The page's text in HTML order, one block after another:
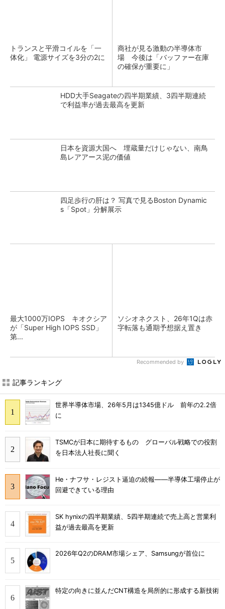
トランスと平滑コイルを「一
体化」 電源サイズを3分の2に
商社が見る激動の半導体市
場 今後は「バッファー在庫
の確保が重要に」
HDD大手Seagateの四半期業績、3四半期連続
で利益率が過去最高を更新
日本を資源大国へ 埋蔵量だけじゃない、南鳥
島レアアース泥の価値
四足歩行の肝は？ 写真で見るBoston Dynamic
s「Spot」分解展示
最大1000万IOPS キオクシア
が「Super High IOPS SSD」
第...
ソシオネクスト、26年1Qは赤
字転落も通期予想据え置き
Recommended by
記事ランキング
世界半導体市場、26年5月は1345億ドル 前年の2.2倍
に
TSMCが日本に期待するもの グローバル戦略での役割
を日本法人社長に聞く
He・ナフサ・レジスト逼迫の続報――半導体工場停止が
回避できている理由
SK hynixの四半期業績、5四半期連続で売上高と営業利
益が過去最高を更新
2026年Q2のDRAM市場シェア、Samsungが首位に
特定の向きに並んだCNT構造を局所的に形成する新技術